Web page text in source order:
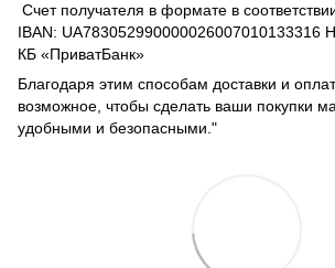
Счет получателя в формате в
IBAN: UA783052990000026007010133316
КБ «ПриватБанк»
Благодаря этим способам доставки и
возможное, чтобы сделать ваши покупки
удобными и безопасными."